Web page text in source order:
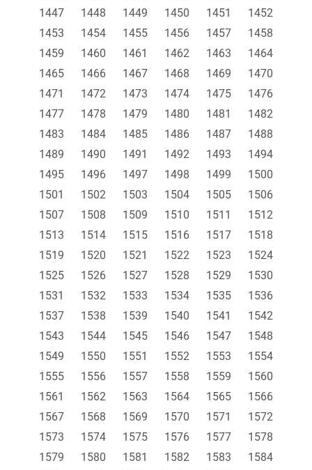
1447
1448 1449 1450 1451
1452
1453
1454 1455 1456 1457
1458
1459
1460 1461 1462 1463
1464
1465
1466 1467 1468 1469
1470
1471
1472 1473 1474 1475
1476
1477
1478 1479 1480 1481
1482
1483
1484 1485 1486 1487
1488
1489
1490 1491 1492 1493
1494
1495
1496 1497 1498 1499
1500
1501
1502 1503 1504 1505
1506
1507
1508 1509 1510 1511
1512
1513
1514 1515 1516 1517
1518
1519
1520 1521 1522 1523
1524
1525
1526 1527 1528 1529
1530
1531
1532 1533 1534 1535
1536
1537
1538 1539 1540 1541
1542
1543
1544 1545 1546 1547
1548
1549
1550 1551 1552 1553
1554
1555
1556 1557 1558 1559
1560
1561
1562 1563 1564 1565
1566
1567
1568 1569 1570 1571
1572
1573
1574 1575 1576 1577
1578
1579
1580 1581 1582 1583
1584